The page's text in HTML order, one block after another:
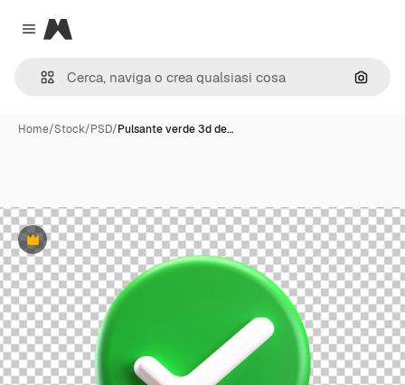
Close menu
Magnific
Cerca
Home/Stock/PSD/Pulsante verde 3d de…
Premium